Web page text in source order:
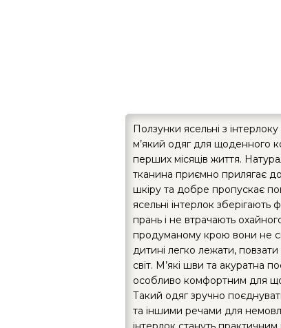
Ползунки ясельні з
м’який одяг для щоденного
перших місяців життя.
тканина приємно прилягає
шкіру та добре пропускає
ясельні інтерлок зберігають
прань і не втрачають
продуманому крою вони не
дитині легко лежати,
світ. М’які шви та акуратна
особливо комфортним для
Такий одяг зручно
та іншими речами для